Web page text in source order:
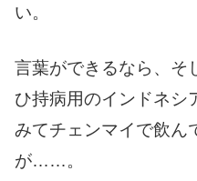
い。
言葉ができるなら、そ
ひ持病用のインドネシ
みてチェンマイで飲ん
が……。